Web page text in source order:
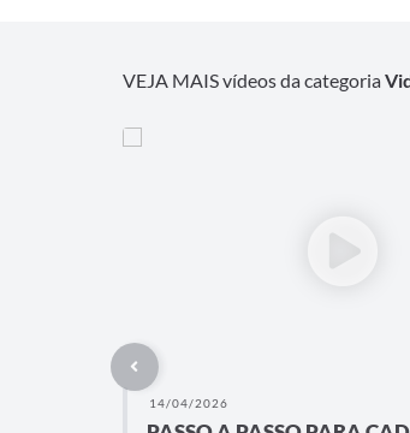
VEJA MAIS vídeos da categoria
14/04/2026